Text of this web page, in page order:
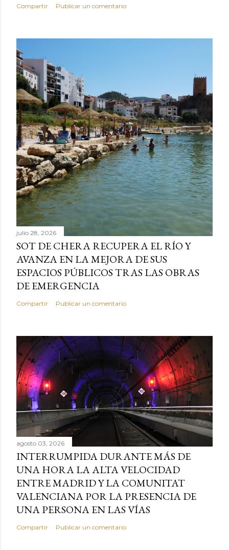
Compartir Publicar un comentario
julio 28, 2026
SOT DE CHERA RECUPERA EL RÍO Y
AVANZA EN LA MEJORA DE SUS
ESPACIOS PÚBLICOS TRAS LAS OBRAS
DE EMERGENCIA
Compartir Publicar un comentario
agosto 03, 2026
INTERRUMPIDA DURANTE MÁS DE
UNA HORA LA ALTA VELOCIDAD
ENTRE MADRID Y LA COMUNITAT
VALENCIANA POR LA PRESENCIA DE
UNA PERSONA EN LAS VÍAS
Compartir Publicar un comentario